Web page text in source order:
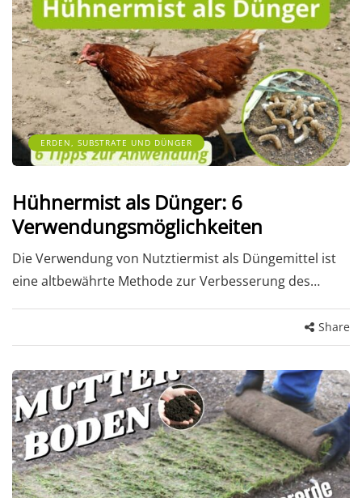
ERDEN, SUBSTRATE UND DÜNGER
Hühnermist als Dünger: 6
Verwendungsmöglichkeiten
Die Verwendung von Nutztiermist als Düngemittel ist
eine altbewährte Methode zur Verbesserung des…
Share